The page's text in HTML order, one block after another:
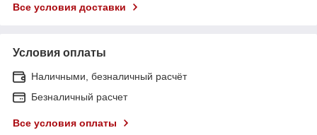
Все условия доставки
Условия оплаты
Наличными, безналичный расчёт
Безналичный расчет
Все условия оплаты